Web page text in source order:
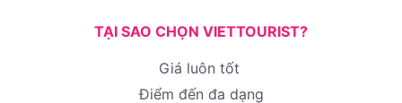
TẠI SAO CHỌN VIETTOURIST?
Giá luôn tốt
Điểm đến đa dạng